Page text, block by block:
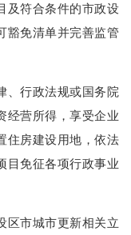
及符合条件的市政设
豁免清单并完善监管
行政法规或国务院
经营所得，享受企业
住房建设用地，依法
目免征各项行政事业
市城市更新相关立